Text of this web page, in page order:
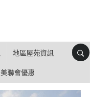
地區屋苑資訊
美聯會優惠